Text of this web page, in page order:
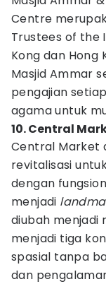
Centre
Trustees of the
Kong dan Hong
Masjid Ammar
pengajian
agama untuk
10. Central
Central Market
revitalisasi
dengan
menjadi
diubah menjadi
menjadi tiga
spasial tanpa
dan